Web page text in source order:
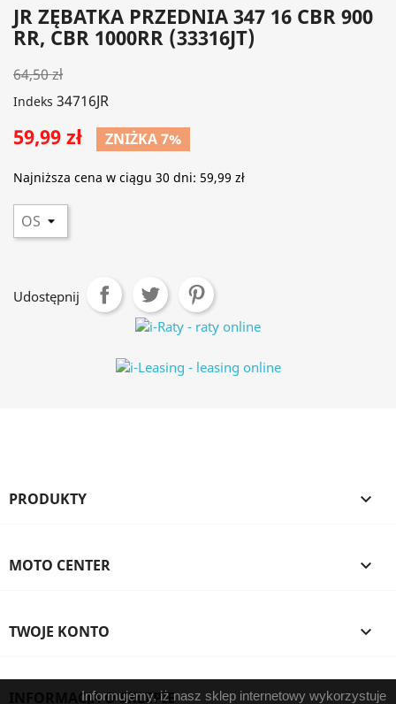
JR ZĘBATKA PRZEDNIA 347 16 CBR 900
RR, CBR 1000RR (33316JT)
64,50 zł
Indeks 34716JR
59,99 zł ZNIŻKA 7%
Najniższa cena w ciągu 30 dni: 59,99 zł
Udostępnij
PRODUKTY 
MOTO CENTER 
TWOJE KONTO 
INFORMACJA O SKLEPIE
Informujemy, iż nasz sklep internetowy wykorzystuje